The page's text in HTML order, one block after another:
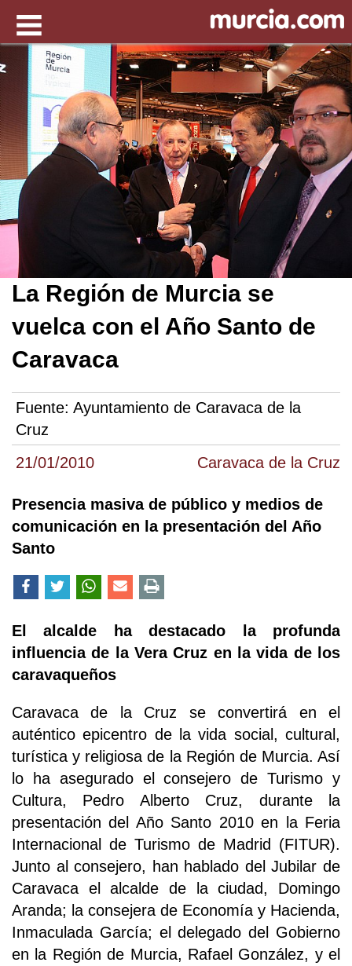
21/01/2010 Caravaca de la Cruz
La Región de Murcia se
vuelca con el Año Santo de
Caravaca
Fuente: Ayuntamiento de Caravaca de la
Cruz
Presencia masiva de público y medios de
comunicación en la presentación del Año
Santo
El alcalde ha destacado la profunda
influencia de la Vera Cruz en la vida de los
caravaqueños
Caravaca de la Cruz se convertirá en el
auténtico epicentro de la vida social, cultural,
turística y religiosa de la Región de Murcia. Así
lo ha asegurado el consejero de Turismo y
Cultura, Pedro Alberto Cruz, durante la
presentación del Año Santo 2010 en la Feria
Internacional de Turismo de Madrid (FITUR).
Junto al consejero, han hablado del Jubilar de
Caravaca el alcalde de la ciudad, Domingo
Aranda; la consejera de Economía y Hacienda,
Inmaculada García; el delegado del Gobierno
en la Región de Murcia, Rafael González, y el